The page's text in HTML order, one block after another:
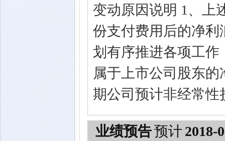
变动原因说明 1、上
份支付费用后的净利
划有序推进各项工
属于上市公司股东
期公司预计非经常性
业绩预告预计 2018-